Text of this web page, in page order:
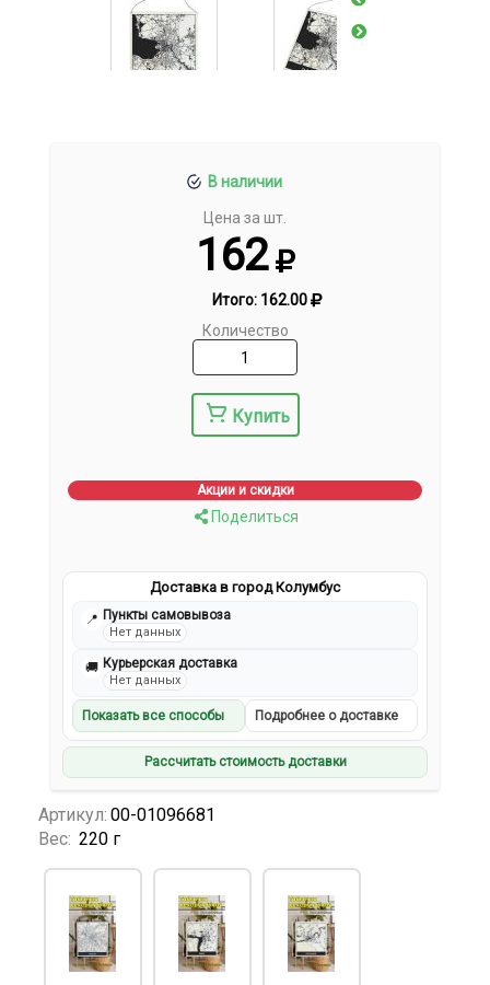
В наличии
Цена за шт.
162
Итого: 162.00
Количество
Купить
Акции и скидки
Поделиться
Доставка в город Колумбус
📍 Пункты самовывоза
Нет данных
🚚 Курьерская доставка
Нет данных
Показать все способы Подробнее о доставке
Рассчитать стоимость доставки
Артикул: 00-01096681
Вес: 220 г